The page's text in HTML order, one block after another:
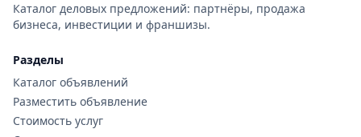
Каталог деловых предложений: партнёры, продажа
бизнеса, инвестиции и франшизы.
Разделы
Каталог объявлений
Разместить объявление
Стоимость услуг